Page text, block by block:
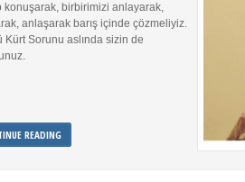
konuşarak, birbirimizi anlayarak,
anlaşarak barış içinde çözmeliyiz.
Kürt Sorunu aslında sizin de
READING